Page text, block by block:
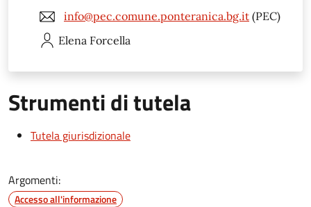
info@pec.comune.ponteranica.bg.it (PEC)
Elena Forcella
Strumenti di tutela
Tutela giurisdizionale
Argomenti:
Accesso all'informazione